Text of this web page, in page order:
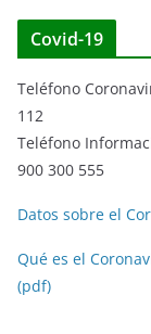
Covid-19
Teléfono
112
Teléfono
900 300 555
Datos sobre el
Qué es el
(pdf)